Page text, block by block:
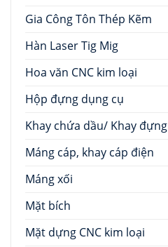
Gia Công Tôn Thép Kẽm
Hàn Laser Tig Mig
Hoa văn CNC kim loại
Hộp đựng dụng cụ
Khay chứa dầu/ Khay đựng
Máng cáp, khay cáp điện
Máng xối
Mặt bích
Mặt dựng CNC kim loại